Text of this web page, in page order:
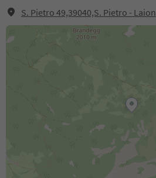
S. Pietro 49,39040,S. Pietro - Laion